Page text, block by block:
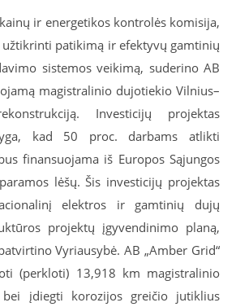
ir energetikos kontrolės komisija,
užtikrinti patikimą ir efektyvų gamtinių
sistemos veikimą, suderino AB
magistralinio dujotiekio Vilnius–
Investicijų projektas
kad 50 proc. darbams atlikti
finansuojama iš Europos Sąjungos
lėšų. Šis investicijų projektas
elektros ir gamtinių dujų
projektų įgyvendinimo planą,
Vyriausybė. AB „Amber Grid“
(perkloti) 13,918 km magistralinio
įdiegti korozijos greičio jutiklius